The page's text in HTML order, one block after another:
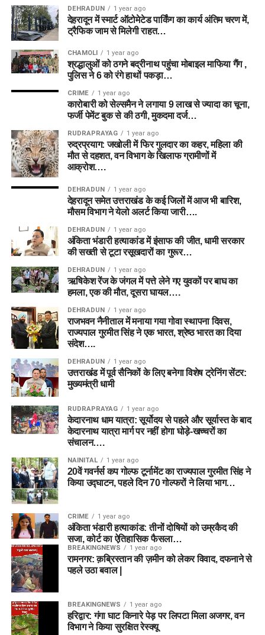
DEHRADUN 1 year ago
देहरादून में स्मार्ट ऑटोमेटेड पार्किंग का कार्य अंतिम चरण में,
ट्रैफिक जाम से मिलेगी राहत…
CHAMOLI 1 year ago
श्रद्धालुओं को ठगने बद्रीनाथ पहुंचा मोबाइल माफिया गैंग ,
पुलिस ने 6 को रंगे हाथों पकड़ा…
CRIME 1 year ago
कारोबारी को सेल्समैन ने लगाया 9 लाख से ज्यादा का चूना,
फर्जी पेमेंट बुक से की ठगी, मुकदमा दर्ज…
RUDRAPRAYAG 1 year ago
रुद्रप्रयाग: जखोली में फिर गुलदार का कहर, महिला की
मौत से दहशत, वन विभाग के खिलाफ ग्रामीणों में
आक्रोश….
DEHRADUN 1 year ago
देहरादून समेत उत्तराखंड के कई जिलों में आज भी बारिश,
मौसम विभाग ने येलो अलर्ट किया जारी….
DEHRADUN 1 year ago
अंकिता भंडारी हत्याकांड में इंसाफ की जीत, धामी सरकार
की सख्ती से टूटा रसूखदारों का गुरूर…
DEHRADUN 1 year ago
ऋषिकेश रेंज के जंगल में पत्ते लेने गए युवकों पर बाघ का
हमला, एक की मौत, दूसरा घायल….
DEHRADUN 1 year ago
राजभवन नैनीताल में मनाया गया गोवा स्थापना दिवस,
राज्यपाल गुरमीत सिंह ने एक भारत, श्रेष्ठ भारत का दिया
संदेश….
DEHRADUN 1 year ago
उत्तराखंड में पूर्व सैनिकों के लिए बनेगा विशेष ट्रेनिंग सेंटर:
मुख्यमंत्री धामी
RUDRAPRAYAG 1 year ago
केदारनाथ धाम यात्रा: सूर्योदय से पहले और सूर्यास्त के बाद
केदारनाथ यात्रा मार्ग पर नहीं होगा घोड़े-खच्चरों का
संचालन….
NAINITAL 1 year ago
20वें गवर्नर्स कप गोल्फ टूर्नामेंट का राज्यपाल गुरमीत सिंह ने
किया उद्घाटन, पहले दिन 70 गोल्फरों ने लिया भाग…
CRIME 1 year ago
अंकिता भंडारी हत्याकांड: तीनों दोषियों को उम्रकैद की
सजा, कोर्ट का ऐतिहासिक फैसला…
BREAKINGNEWS 1 year ago
रामनगर: क़ब्रिस्तान की ज़मीन को लेकर विवाद, दफनाने से
पहले उठा बवाल |
BREAKINGNEWS 1 year ago
हरिद्वार: गंगा घाट किनारे पेड़ पर लिपटा मिला अजगर, वन
विभाग ने किया सुरक्षित रेस्क्यू